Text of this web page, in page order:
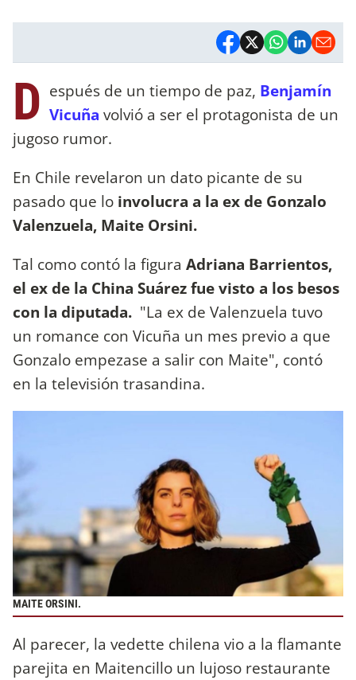
D espués de un tiempo de paz, Benjamín
Vicuña volvió a ser el protagonista de un
jugoso rumor.
En Chile revelaron un dato picante de su
pasado que lo involucra a la ex de Gonzalo
Valenzuela, Maite Orsini.
Tal como contó la figura Adriana Barrientos,
el ex de la China Suárez fue visto a los besos
con la diputada. "La ex de Valenzuela tuvo
un romance con Vicuña un mes previo a que
Gonzalo empezase a salir con Maite", contó
en la televisión trasandina.
MAITE ORSINI.
Al parecer, la vedette chilena vio a la flamante
parejita en Maitencillo un lujoso restaurante